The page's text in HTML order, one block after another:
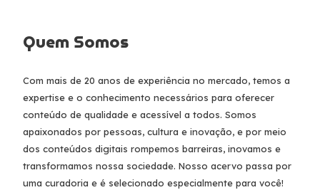
Quem Somos
Com mais de 20 anos de experiência no mercado, temos a
expertise e o conhecimento necessários para oferecer
conteúdo de qualidade e acessível a todos. Somos
apaixonados por pessoas, cultura e inovação, e por meio
dos conteúdos digitais rompemos barreiras, inovamos e
transformamos nossa sociedade. Nosso acervo passa por
uma curadoria e é selecionado especialmente para você!